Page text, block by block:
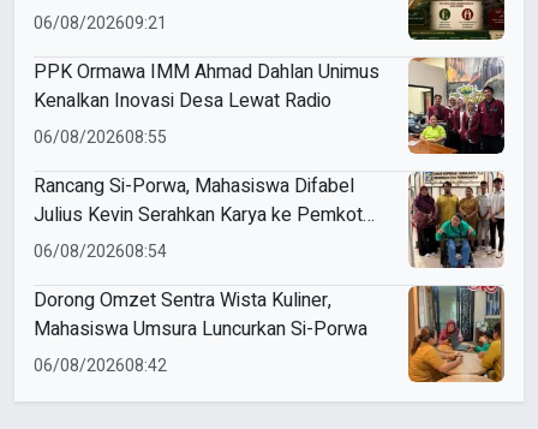
Azab Barzakh
06/08/202609:21
PPK Ormawa IMM Ahmad Dahlan Unimus
Kenalkan Inovasi Desa Lewat Radio
06/08/202608:55
Rancang Si-Porwa, Mahasiswa Difabel
Julius Kevin Serahkan Karya ke Pemkot
Surabaya
06/08/202608:54
Dorong Omzet Sentra Wista Kuliner,
Mahasiswa Umsura Luncurkan Si-Porwa
06/08/202608:42